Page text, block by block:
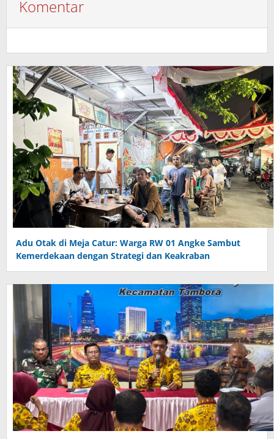
Komentar
Adu Otak di Meja Catur: Warga RW 01 Angke Sambut
Kemerdekaan dengan Strategi dan Keakraban